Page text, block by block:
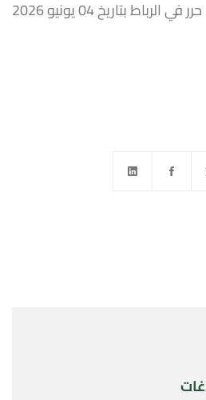
حرر في الرباط بتاريخ 04 يونيو 2026